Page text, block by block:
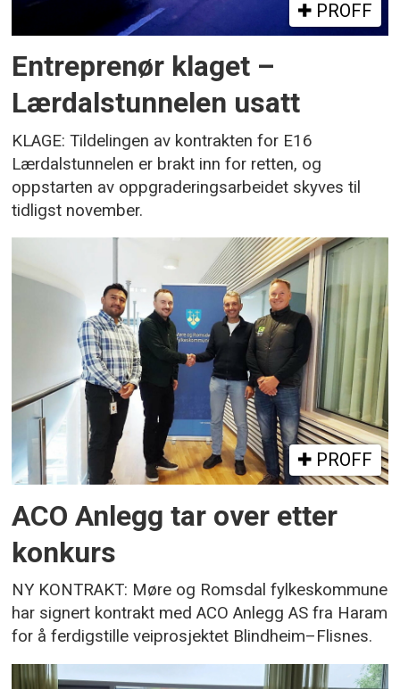
PROFF
Entreprenør klaget –
Lærdalstunnelen usatt
KLAGE: Tildelingen av kontrakten for E16
Lærdalstunnelen er brakt inn for retten, og
oppstarten av oppgraderingsarbeidet skyves til
tidligst november.
PROFF
ACO Anlegg tar over etter
konkurs
NY KONTRAKT: Møre og Romsdal fylkeskommune
har signert kontrakt med ACO Anlegg AS fra Haram
for å ferdigstille veiprosjektet Blindheim–Flisnes.